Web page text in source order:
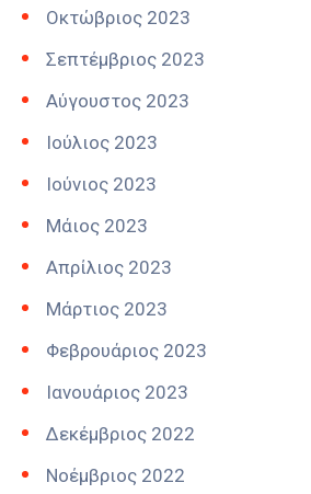
Οκτώβριος 2023
Σεπτέμβριος 2023
Αύγουστος 2023
Ιούλιος 2023
Ιούνιος 2023
Μάιος 2023
Απρίλιος 2023
Μάρτιος 2023
Φεβρουάριος 2023
Ιανουάριος 2023
Δεκέμβριος 2022
Νοέμβριος 2022